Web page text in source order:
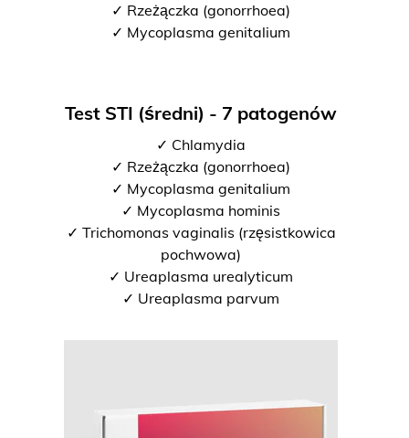
✓ Rzeżączka (gonorrhoea)
✓ Mycoplasma genitalium
Test STI (średni) - 7 patogenów
✓ Chlamydia
✓ Rzeżączka (gonorrhoea)
✓ Mycoplasma genitalium
✓ Mycoplasma hominis
✓ Trichomonas vaginalis (rzęsistkowica
pochwowa)
✓ Ureaplasma urealyticum
✓ Ureaplasma parvum